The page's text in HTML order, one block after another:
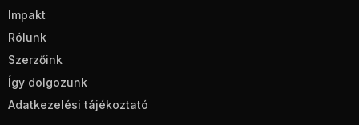
Impakt
Rólunk
Szerzőink
Így dolgozunk
Adatkezelési tájékoztató